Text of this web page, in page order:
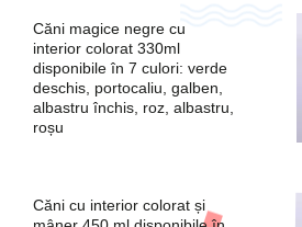
Căni magice negre cu
interior colorat 330ml
disponibile în 7 culori: verde
deschis, portocaliu, galben,
albastru închis, roz, albastru,
roșu
Căni cu interior colorat și